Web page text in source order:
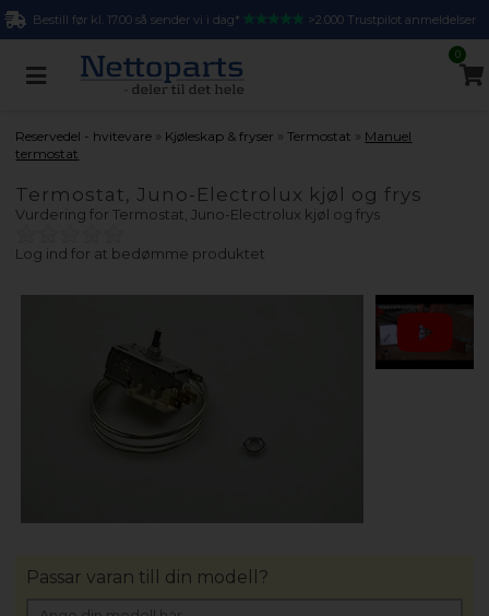
Bestill før kl. 17.00 så sender vi i dag* >2.000 Trustpilot anmeldelser
0
Reservedel - hvitevare » Kjøleskap & fryser »Termostat » Manuel
termostat
Termostat, Juno-Electrolux kjøl og frys
Vurdering forTermostat, Juno-Electrolux kjøl og frys
Log ind for at bedømme produktet
Passar varan till din modell?